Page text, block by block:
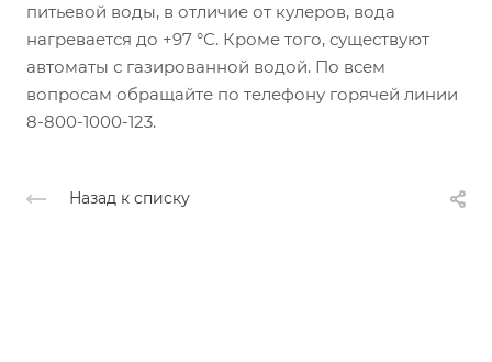
питьевой воды, в отличие от кулеров, вода
нагревается до +97 °С. Кроме того, существуют
автоматы с газированной водой. По всем
вопросам обращайте по телефону горячей линии
8-800-1000-123.
Назад к списку